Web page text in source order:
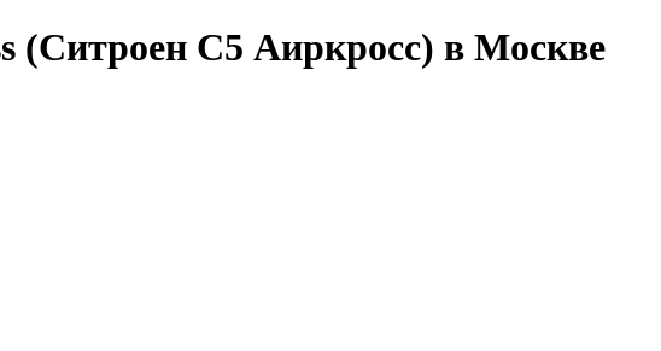
(Ситроен С5 Аиркросс) в Москве